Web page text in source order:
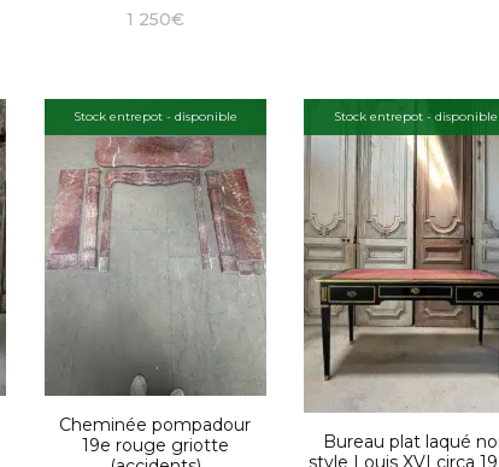
1 250€
Stock entrepot - disponible
Cheminée pompadour
19e rouge griotte
Stock entrepot - disponible
Bureau plat laqué
style Louis XVI circa